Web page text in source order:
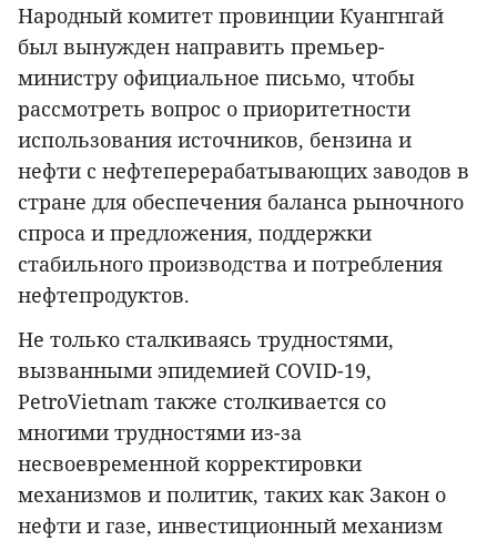
Народный комитет провинции Куангнгай
был вынужден направить премьер-
министру официальное письмо, чтобы
рассмотреть вопрос о приоритетности
использования источников, бензина и
нефти с нефтеперерабатывающих заводов в
стране для обеспечения баланса рыночного
спроса и предложения, поддержки
стабильного производства и потребления
нефтепродуктов.
Не только сталкиваясь трудностями,
вызванными эпидемией COVID-19,
PetroVietnam также столкивается со
многими трудностями из-за
несвоевременной корректировки
механизмов и политик, таких как Закон о
нефти и газе, инвестиционный механизм